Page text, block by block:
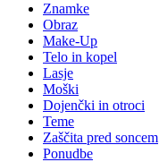
Znamke
Obraz
Make-Up
Telo in kopel
Lasje
Moški
Dojenčki in otroci
Teme
Zaščita pred soncem
Ponudbe